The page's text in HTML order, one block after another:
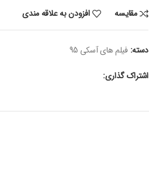
مقایسه
افزودن به علاقه مندی
دسته: فیلم های آسکی 95
اشتراک گذاری: